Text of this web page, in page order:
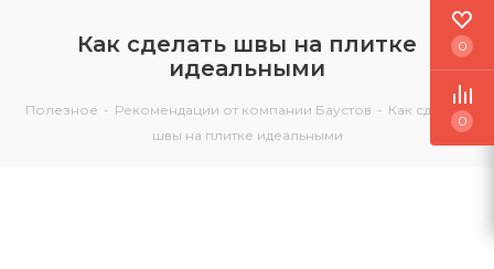
Как сделать швы на плитке
идеальными
Полезное - Рекомендации от компании Баустов - Как сделать
швы на плитке идеальными
0
0